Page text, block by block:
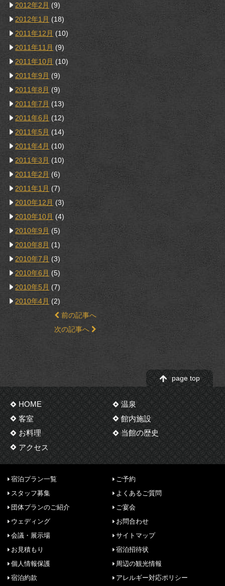
2012年2月 (9)
2012年1月 (18)
2011年12月 (10)
2011年11月 (9)
2011年10月 (10)
2011年9月 (9)
2011年8月 (9)
2011年7月 (13)
2011年6月 (12)
2011年5月 (14)
2011年4月 (10)
2011年3月 (10)
2011年2月 (6)
2011年1月 (7)
2010年12月 (3)
2010年10月 (4)
2010年9月 (5)
2010年8月 (1)
2010年7月 (3)
2010年6月 (5)
2010年5月 (7)
2010年4月 (2)
前の記事へ
次の記事へ
page top
HOME
温泉
客室
館内施設
お料理
当館の歴史
アクセス
宿泊プラン一覧
ご予約
スタッフ募集
よくあるご質問
団体プランのご紹介
ご宴会
ウェディング
お問合わせ
会議・展示場
サイトマップ
お見積もり
宿泊招待状
個人情報保護
周辺の観光情報
宿泊約款
アレルギー対応ポリシー